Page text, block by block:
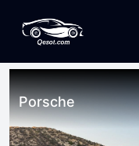
Porsche